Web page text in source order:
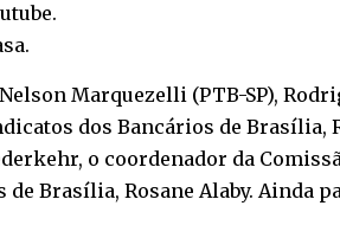
.
.
Marquezelli (PTB-SP),
dos Bancários de
o coordenador da
de Brasília, Rosane Alaby.